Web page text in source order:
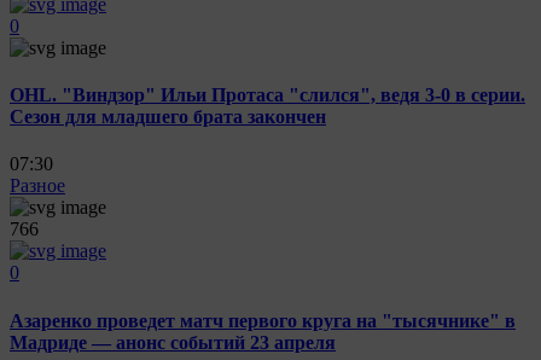
0
OHL. "Виндзор" Ильи Протаса "слился", ведя 3-0 в серии.
Сезон для младшего брата закончен
07:30
Разное
766
0
Азаренко проведет матч первого круга на "тысячнике" в
Мадриде — анонс событий 23 апреля